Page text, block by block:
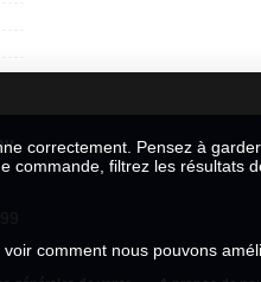
correctement. Pensez à
commande, filtrez les résultats
comment nous pouvons